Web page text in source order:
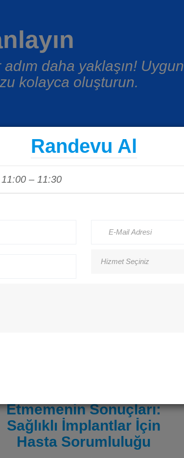
daha yaklaşın! Uygun
kolayca oluşturun.
Haberler
Etmemenin Sonuçları:
Sağlıklı İmplantlar İçin
Hasta Sorumluluğu
Randevu Al
11:00 – 11:30